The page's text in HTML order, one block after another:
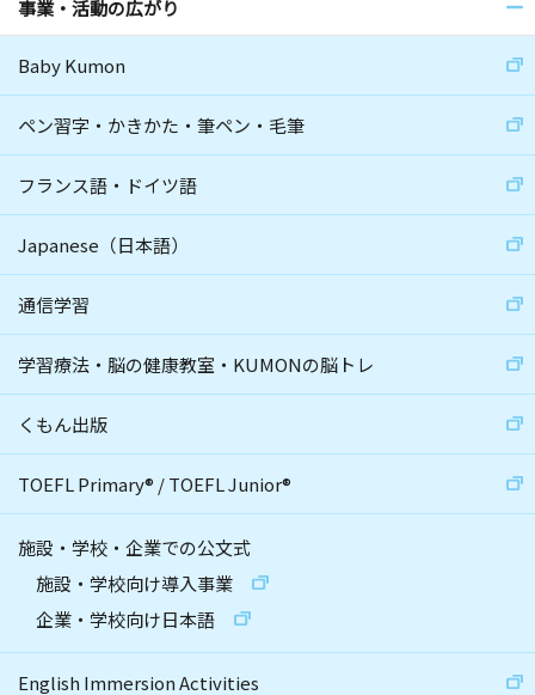
事業・活動の広がり
Baby Kumon
ペン習字・かきかた・筆ペン・毛筆
フランス語・ドイツ語
Japanese（日本語）
通信学習
学習療法・脳の健康教室・KUMONの脳トレ
くもん出版
TOEFL Primary® /TOEFL Junior®
施設・学校・企業での公文式
施設・学校向け導入事業
企業・学校向け日本語
English Immersion Activities